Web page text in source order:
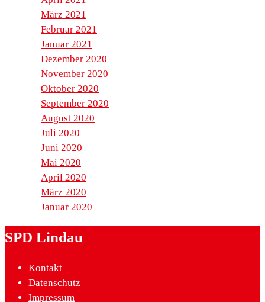
März 2021
Februar 2021
Januar 2021
Dezember 2020
November 2020
Oktober 2020
September 2020
August 2020
Juli 2020
Juni 2020
Mai 2020
April 2020
März 2020
Januar 2020
SPD Lindau
Kontakt
Datenschutz
Impressum